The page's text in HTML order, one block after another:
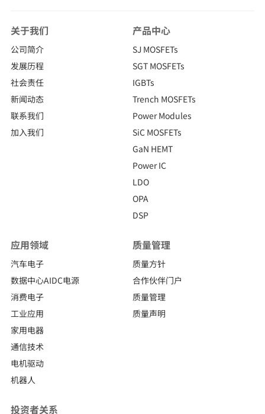
关于我们
公司简介
发展历程
社会责任
新闻动态
联系我们
加入我们
产品中心
SJ MOSFETs
SGT MOSFETs
IGBTs
Trench MOSFETs
Power Modules
SiC MOSFETs
GaN HEMT
Power IC
LDO
OPA
DSP
应用领域
汽车电子
数据中心AIDC电源
消费电子
工业应用
家用电器
通信技术
电机驱动
机器人
质量管理
质量方针
合作伙伴门户
质量管理
质量声明
投资者关系